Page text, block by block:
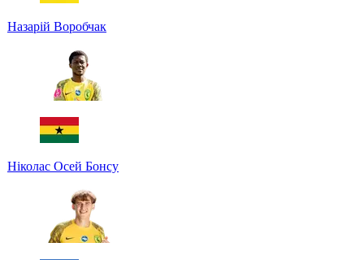
Назарій Воробчак
Ніколас Осей Бонсу